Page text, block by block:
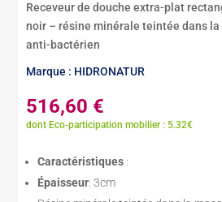
Receveur de douche extra-plat
noir – résine minérale teintée dans
anti-bactérien
Marque : HIDRONATUR
516,60 €
dont Eco-participation mobilier : 5.32€
Caractéristiques :
Épaisseur: 3cm